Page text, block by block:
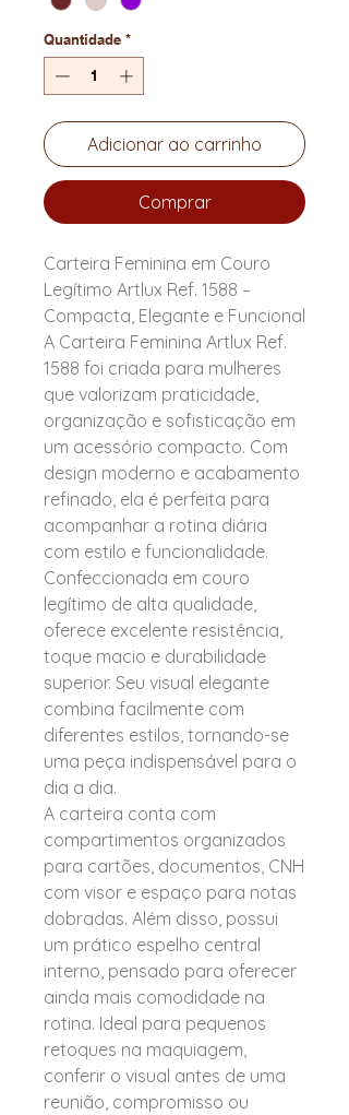
Quantidade *
Adicionar ao carrinho
Comprar
Carteira Feminina em Couro
Legítimo Artlux Ref. 1588 –
Compacta, Elegante e Funcional
A Carteira Feminina Artlux Ref.
1588 foi criada para mulheres
que valorizam praticidade,
organização e sofisticação em
um acessório compacto. Com
design moderno e acabamento
refinado, ela é perfeita para
acompanhar a rotina diária
com estilo e funcionalidade.
Confeccionada em couro
legítimo de alta qualidade,
oferece excelente resistência,
toque macio e durabilidade
superior. Seu visual elegante
combina facilmente com
diferentes estilos, tornando-se
uma peça indispensável para o
dia a dia.
A carteira conta com
compartimentos organizados
para cartões, documentos, CNH
com visor e espaço para notas
dobradas. Além disso, possui
um prático espelho central
interno, pensado para oferecer
ainda mais comodidade na
rotina. Ideal para pequenos
retoques na maquiagem,
conferir o visual antes de uma
reunião, compromisso ou